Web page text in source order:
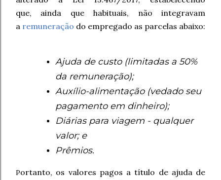
que, ainda que habituais, não integravam
a remuneração do empregado as parcelas abaixo:
Ajuda de custo (limitadas a 50%
da remuneração);
Auxílio-alimentação (vedado seu
pagamento em dinheiro);
Diárias para viagem - qualquer
valor; e
Prêmios.
Portanto, os valores pagos a título de ajuda de